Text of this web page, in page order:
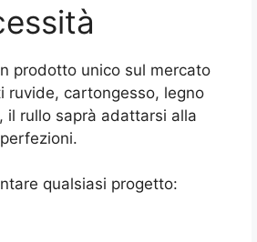
prodotto unico sul mercato
ruvide, cartongesso, legno
il rullo saprà adattarsi alla
qualsiasi progetto: